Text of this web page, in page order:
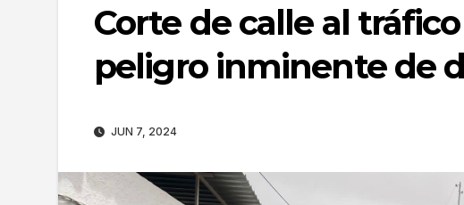
Corte de calle al
peligro inminente de
JUN 7, 2024